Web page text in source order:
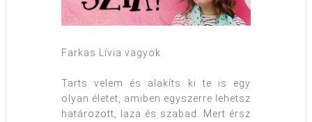
Farkas Lívia vagyok.
Tarts velem és alakíts ki te is egy
olyan életet, amiben egyszerre lehetsz
határozott, laza és szabad. Mert érsz